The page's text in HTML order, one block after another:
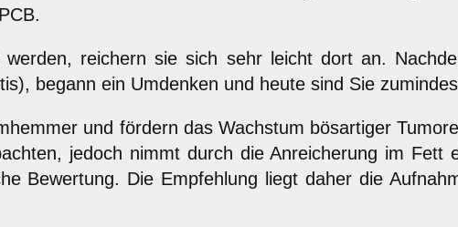
reichern sie sich sehr leicht dort an.
begann ein Umdenken und heute sind Sie
und fördern das Wachstum bösartiger
jedoch nimmt durch die Anreicherung im
Bewertung. Die Empfehlung liegt daher die